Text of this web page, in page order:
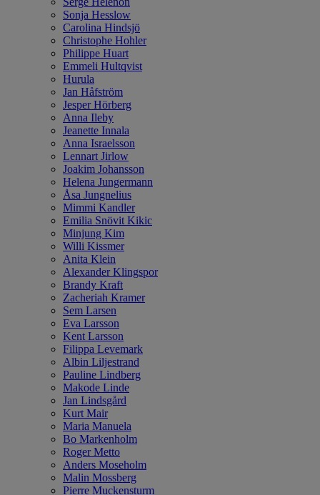
Sonja Hesslow
Carolina Hindsjö
Christophe Hohler
Philippe Huart
Emmeli Hultqvist
Hurula
Jan Håfström
Jesper Hörberg
Anna Ileby
Jeanette Innala
Anna Israelsson
Lennart Jirlow
Joakim Johansson
Helena Jungermann
Åsa Jungnelius
Mimmi Kandler
Emilia Snövit Kikic
Minjung Kim
Willi Kissmer
Anita Klein
Alexander Klingspor
Brandy Kraft
Zacheriah Kramer
Sem Larsen
Eva Larsson
Kent Larsson
Filippa Levemark
Albin Liljestrand
Pauline Lindberg
Makode Linde
Jan Lindsgård
Kurt Mair
Maria Manuela
Bo Markenholm
Roger Metto
Anders Moseholm
Malin Mossberg
Pierre Muckensturm